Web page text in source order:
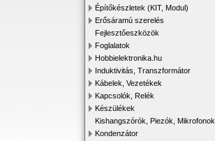
Építőkészletek (KIT, Modul)
Erősáramú szerelés
Fejlesztőeszközök
Foglalatok
Hobbielektronika.hu
Induktivitás, Transzformátor
Kábelek, Vezetékek
Kapcsolók, Relék
Készülékek
Kishangszórók, Piezók, Mikrofonok
Kondenzátor